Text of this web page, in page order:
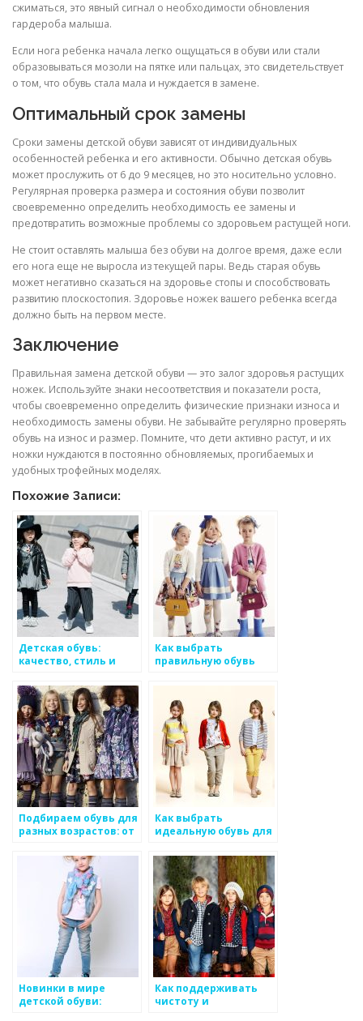
сжиматься, это явный сигнал о необходимости обновления
гардероба малыша.
Если нога ребенка начала легко ощущаться в обуви или стали
образовываться мозоли на пятке или пальцах, это свидетельствует
о том, что обувь стала мала и нуждается в замене.
Оптимальный срок замены
Сроки замены детской обуви зависят от индивидуальных
особенностей ребенка и его активности. Обычно детская обувь
может прослужить от 6 до 9 месяцев, но это носительно условно.
Регулярная проверка размера и состояния обуви позволит
своевременно определить необходимость ее замены и
предотвратить возможные проблемы со здоровьем растущей ноги.
Не стоит оставлять малыша без обуви на долгое время, даже если
его нога еще не выросла из текущей пары. Ведь старая обувь
может негативно сказаться на здоровье стопы и способствовать
развитию плоскостопия. Здоровье ножек вашего ребенка всегда
должно быть на первом месте.
Заключение
Правильная замена детской обуви — это залог здоровья растущих
ножек. Используйте знаки несоответствия и показатели роста,
чтобы своевременно определить физические признаки износа и
необходимость замены обуви. Не забывайте регулярно проверять
обувь на износ и размер. Помните, что дети активно растут, и их
ножки нуждаются в постоянно обновляемых, прогибаемых и
удобных трофейных моделях.
Похожие Записи:
Детская обувь:
качество, стиль и
Как выбрать
правильную обувь
Подбираем обувь для
разных возрастов: от
подростков
Как выбрать
идеальную обувь для
стиль
Новинки в мире
детской обуви:
Как поддерживать
чистоту и